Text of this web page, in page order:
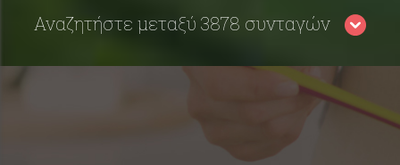
Αναζητήστε μεταξύ 3878 συνταγών
Περιορίστε τα αποτελέσματα αναζήτησης επιλέγοντας